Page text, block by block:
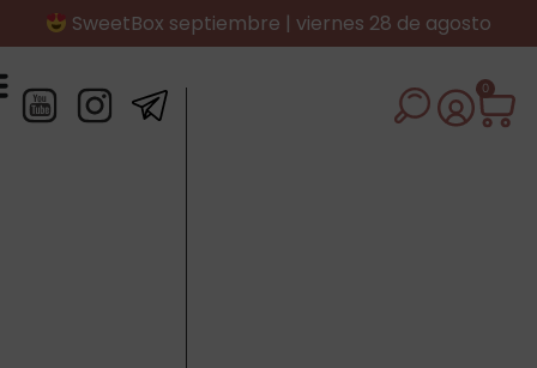
SweetBox septiembre | viernes 28 de agosto
0